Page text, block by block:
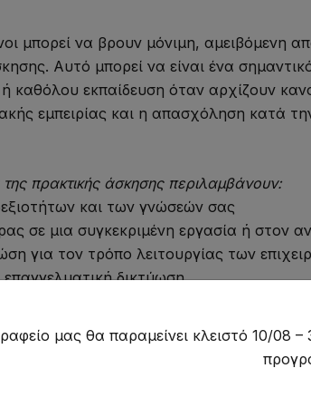
μπορεί να βρουν μόνιμη, αμειβόμενη
Αυτό μπορεί να είναι ένα
ή καθόλου εκπαίδευση όταν αρχίζουν
εμπειρίας και η απασχόληση κατά
πρακτικής άσκησης περιλαμβάνουν:
και των γνώσεών σας
σε μια συγκεκριμένη εργασία ή στον
για τον τρόπο λειτουργίας των
δικτύωση
στο εξωτερικό
internship απευθύνονται σε
μας θα παραμείνει κλειστό 10/08